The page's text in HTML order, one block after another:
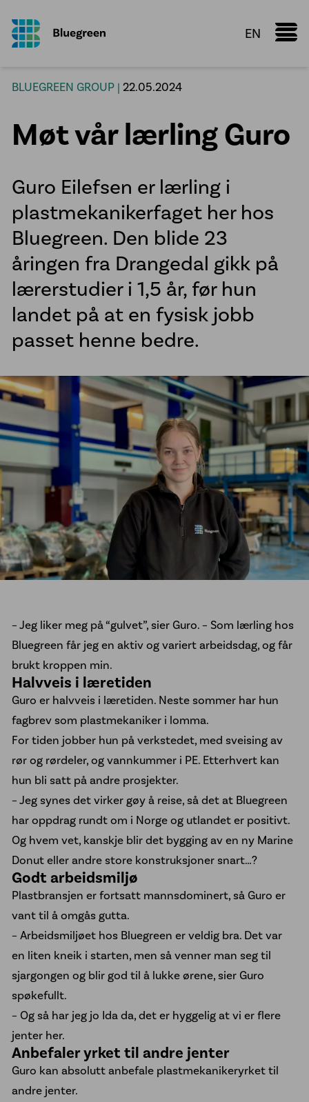
EN
Marine Donut
Kunnskapsdeling
Vi leverer
Oppdrettsanlegg
Røranlegg
Plastsveis
VA infrastruktur
Prefabrikasjon
Sveisetjenester kommune
Vannkummer i PE
McElroy sveisemaskiner
Line Tamer
Aktuelt
Referanseprosjekter
Om oss
Jobb hos oss
Bærekraft
Etiske retningslinjer
Vårt engasjement for urfolk
Kontakt oss
BLUEGREEN GROUP | 22.05.2024
Møt vår lærling Guro
Guro Eilefsen er lærling i
plastmekanikerfaget her hos
Bluegreen. Den blide 23
åringen fra Drangedal gikk på
lærerstudier i 1,5 år, før hun
landet på at en fysisk jobb
passet henne bedre.
– Jeg liker meg på “gulvet”, sier Guro. – Som lærling hos
Bluegreen får jeg en aktiv og variert arbeidsdag, og får
brukt kroppen min.
Halvveis i læretiden
Guro er halvveis i læretiden. Neste sommer har hun
fagbrev som plastmekaniker i lomma.
For tiden jobber hun på verkstedet, med sveising av
rør og rørdeler, og vannkummer i PE. Etterhvert kan
hun bli satt på andre prosjekter.
– Jeg synes det virker gøy å reise, så det at Bluegreen
har oppdrag rundt om i Norge og utlandet er positivt.
Og hvem vet, kanskje blir det bygging av en ny Marine
Donut eller andre store konstruksjoner snart…?
Godt arbeidsmiljø
Plastbransjen er fortsatt mannsdominert, så Guro er
vant til å omgås gutta.
– Arbeidsmiljøet hos Bluegreen er veldig bra. Det var
en liten kneik i starten, men så venner man seg til
sjargongen og blir god til å lukke ørene, sier Guro
spøkefullt.
– Og så har jeg jo Ida da, det er hyggelig at vi er flere
jenter her.
Anbefaler yrket til andre jenter
Guro kan absolutt anbefale plastmekanikeryrket til
andre jenter.